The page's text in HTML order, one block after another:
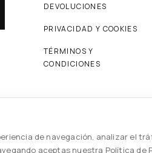
DEVOLUCIONES
PRIVACIDAD Y COOKIES
TÉRMINOS Y
CONDICIONES
de navegación, analizar el
aceptas nuestra Política de